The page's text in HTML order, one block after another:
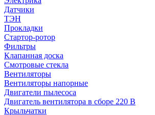
Датчики
ТЭН
Прокладки
Стартор-ротор
Фильтры
Клапанная доска
Смотровые стекла
Вентиляторы
Вентиляторы напорные
Двигатели пылесоса
Двигатель вентилятора в сборе 220 В
Крыльчатки